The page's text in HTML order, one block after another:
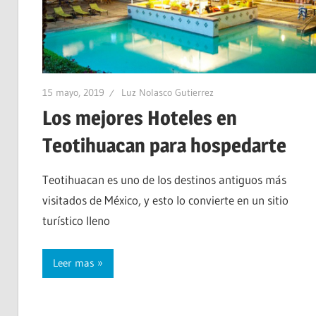
15 mayo, 2019 Luz Nolasco Gutierrez
Los mejores Hoteles en
Teotihuacan para hospedarte
Teotihuacan es uno de los destinos antiguos más
visitados de México, y esto lo convierte en un sitio
turístico lleno
Leer mas